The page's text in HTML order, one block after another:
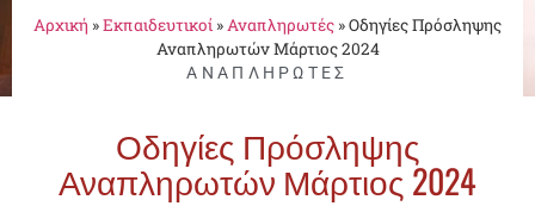
Αρχική »Εκπαιδευτικοί »Αναπληρωτές »Οδηγίες Πρόσληψης
Αναπληρωτών Μάρτιος 2024
ΑΝΑΠΛΗΡΩΤΈΣ
Οδηγίες Πρόσληψης
Αναπληρωτών Μάρτιος 2024